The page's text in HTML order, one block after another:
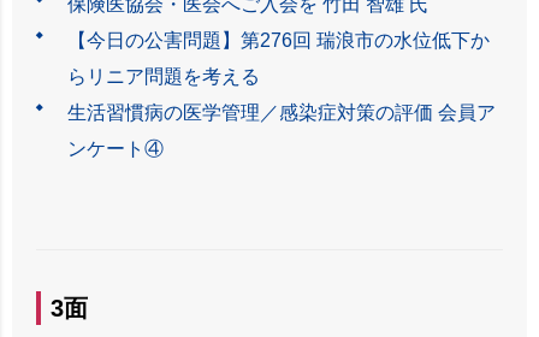
保険医協会・医会へご入会を 竹田 智雄 氏
【今日の公害問題】第276回 瑞浪市の水位低下か
らリニア問題を考える
生活習慣病の医学管理／感染症対策の評価 会員ア
ンケート④
3面